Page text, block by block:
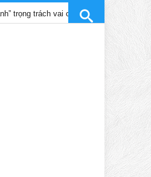
vai chính trong phim “Không gian lạ”